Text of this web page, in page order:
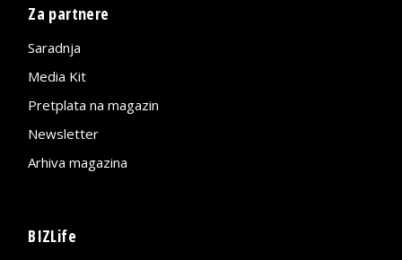
Za partnere
Saradnja
Media Kit
Pretplata na magazin
Newsletter
Arhiva magazina
BIZLife